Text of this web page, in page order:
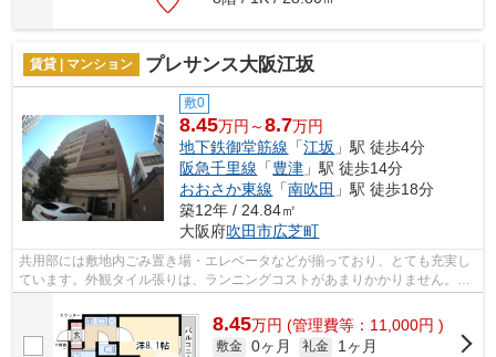
賃貸 | マンション プレサンス大阪江坂
敷0
8.45万円～8.7万円
地下鉄御堂筋線 「江坂 」駅 徒歩4分
阪急千里線 「豊津 」駅 徒歩14分
おおさか東線 「南吹田 」駅 徒歩18分
築12年 / 24.84㎡
大阪府吹田市広芝町
共用部には敷地内ごみ置き場・エレベータなどが揃っており、とても充実し
ています。外観タイル張りは、ランニングコストがあまりかかりません。防
犯対策もバッチリなマンションタイプ...
8.45万円 (管理費等：11,000円 )
敷金 0ヶ月 礼金
1ヶ月